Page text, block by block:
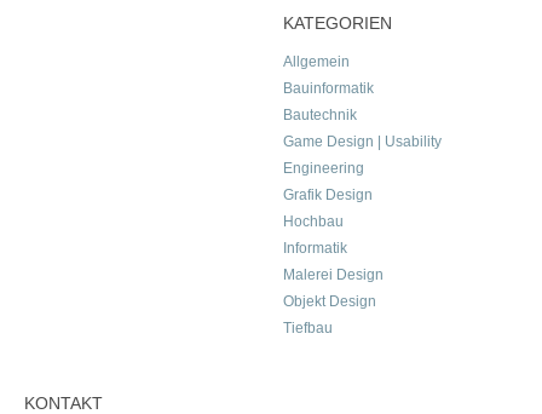
KATEGORIEN
Allgemein
Bauinformatik
Bautechnik
Game Design | Usability
Engineering
Grafik Design
Hochbau
Informatik
Malerei Design
Objekt Design
Tiefbau
KONTAKT